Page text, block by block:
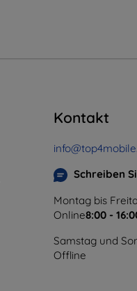
Kontakt
Schreiben
Montag bis
Online8:00 -
Samstag und
Offline